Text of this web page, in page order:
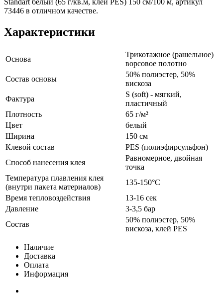
Standart белый (65 г/кв.м, клей PES) 150 см/100 м, артикул
73446 в отличном качестве.
Характеристики
Основа
Трикотажное (рашельное)
ворсовое полотно
Состав основы
50% полиэстер, 50%
вискоза
Фактура
S (soft) - мягкий,
пластичный
Плотность
65 г/м²
Цвет
белый
Ширина
150 см
Клевой состав
PES (полиэфирсульфон)
Способ нанесения клея
Равномерное, двойная
точка
Температура плавления клея
(внутри пакета материалов)
135-150°С
Время тепловоздействия
13-16 сек
Давление
3-3,5 бар
Состав
50% полиэстер, 50%
вискоза, клей PES
Наличие
Доставка
Оплата
Информация